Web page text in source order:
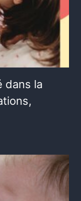
dans la